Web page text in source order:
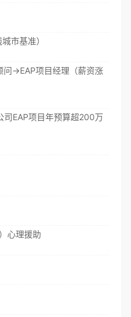
市基准）
→EAP项目经理（薪资涨
司EAP项目年预算超200万
心理援助